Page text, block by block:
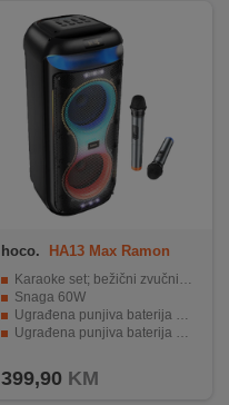
hoco. HA13 Max Ramon
Karaoke set; bežični zvučnik i 2 bežična mikrofona
Snaga 60W
Ugrađena punjiva baterija 4000 mAh
Ugrađena punjiva baterija 4000 mAh
399,90 KM